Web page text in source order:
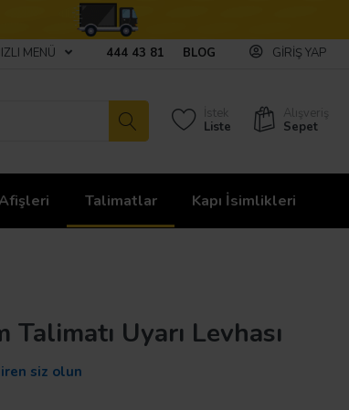
MENÜ 444 43 81 BLOG GIRIŞ YAP
İstek
Liste
Alışveriş
Sepet
Talimatlar Kapı İsimlikleri
Uyarı Levhası
siz olun